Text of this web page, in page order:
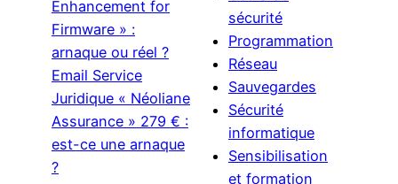
Enhancement for
Firmware » :
arnaque ou réel ?
Email Service
Juridique « Néoliane
Assurance » 279 € :
est-ce une arnaque
?
sécurité
Programmation
Réseau
Sauvegardes
Sécurité
informatique
Sensibilisation
et formation